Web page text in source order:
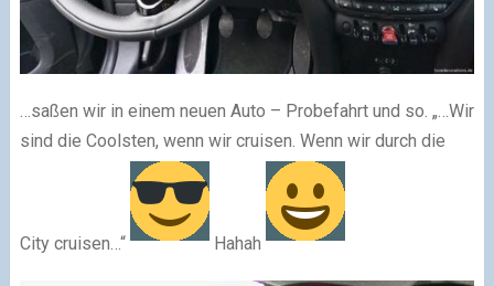
…saßen wir in einem neuen Auto – Probefahrt und so. „…Wir
sind die Coolsten, wenn wir cruisen. Wenn wir durch die
City cruisen…“ Hahah